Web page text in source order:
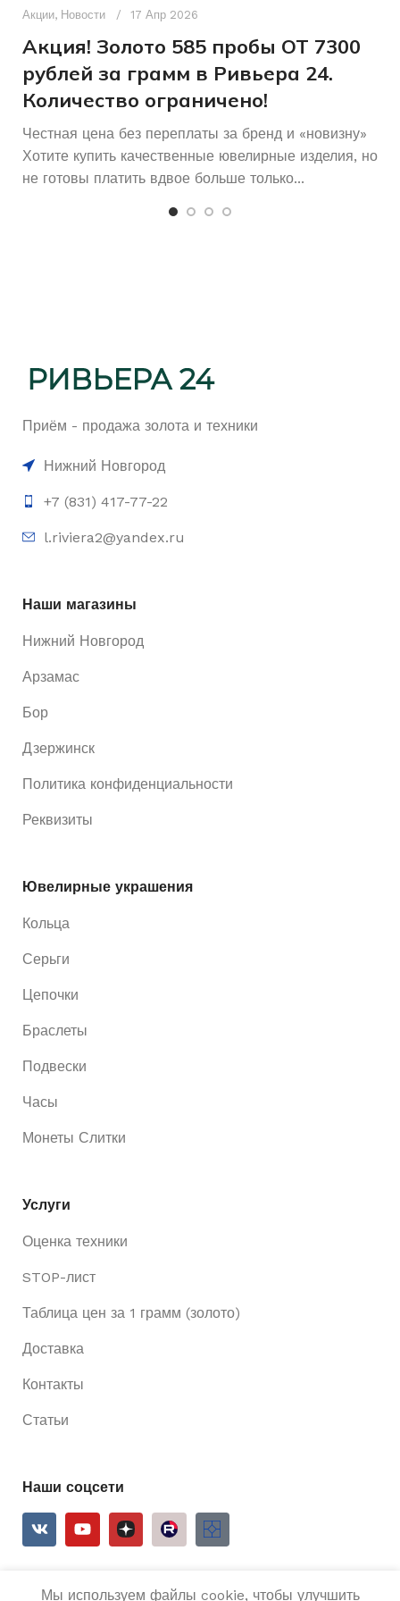
Акции, Новости 17 Апр 2026
Акция! Золото 585 пробы ОТ 7300
рублей за грамм в Ривьера 24.
Количество ограничено!
Честная цена без переплаты за бренд и «новизну»
Хотите купить качественные ювелирные изделия, но
не готовы платить вдвое больше только...
Приём - продажа золота и техники
Нижний Новгород
+7 (831) 417-77-22
l.riviera2@yandex.ru
Наши магазины
Нижний Новгород
Арзамас
Бор
Дзержинск
Политика конфиденциальности
Реквизиты
Ювелирные украшения
Кольца
Серьги
Цепочки
Браслеты
Подвески
Часы
Монеты Слитки
Услуги
Оценка техники
STOP-лист
Таблица цен за 1 грамм (золото)
Доставка
Контакты
Статьи
Наши соцсети
Мы используем файлы cookie, чтобы улучшить